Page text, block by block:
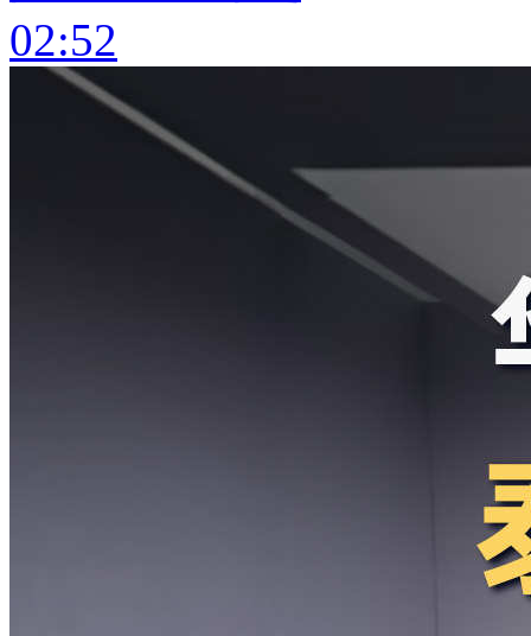
02:52